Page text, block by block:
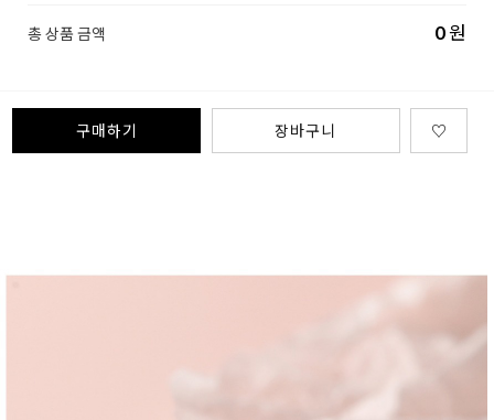
총 상품 금액 0원
구매하기 장바구니 ♡